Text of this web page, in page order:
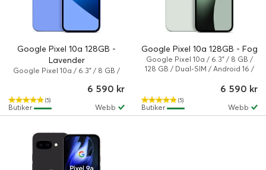
Google Pixel 10a 128GB -
Lavender
Google Pixel 10a / 6.3" / 8 GB /
(5)
6 590 kr
Webb
Butiker
Google Pixel 10a 128GB - Fog
Google Pixel 10a / 6.3" / 8 GB /
128 GB / Dual-SIM / Android 16 /
(5)
6 590 kr
Webb
Butiker